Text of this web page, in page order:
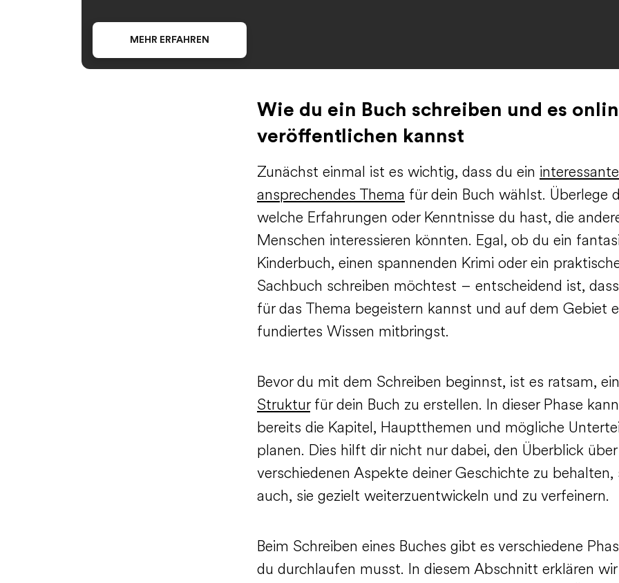
MEHR ERFAHREN
Wie du ein Buch schreiben und es
veröffentlichen kannst
Zunächst einmal ist es wichtig, dass du ein
ansprechendes Thema für dein Buch wählst. Überlege
welche Erfahrungen oder Kenntnisse du hast, die
Menschen interessieren könnten. Egal, ob du ein
Kinderbuch, einen spannenden Krimi oder ein
Sachbuch schreiben möchtest – entscheidend ist,
für das Thema begeistern kannst und auf dem Gebiet
fundiertes Wissen mitbringst.
Bevor du mit dem Schreiben beginnst, ist es ratsam,
Strukturfür dein Buch zu erstellen. In dieser Phase
bereits die Kapitel, Hauptthemen und mögliche
planen. Dies hilft dir nicht nur dabei, den Überblick
verschiedenen Aspekte deiner Geschichte zu behalten,
auch, sie gezielt weiterzuentwickeln und zu verfeinern.
Beim Schreiben eines Buches gibt es verschiedene
du durchlaufen musst. In diesem Abschnitt erklären wir